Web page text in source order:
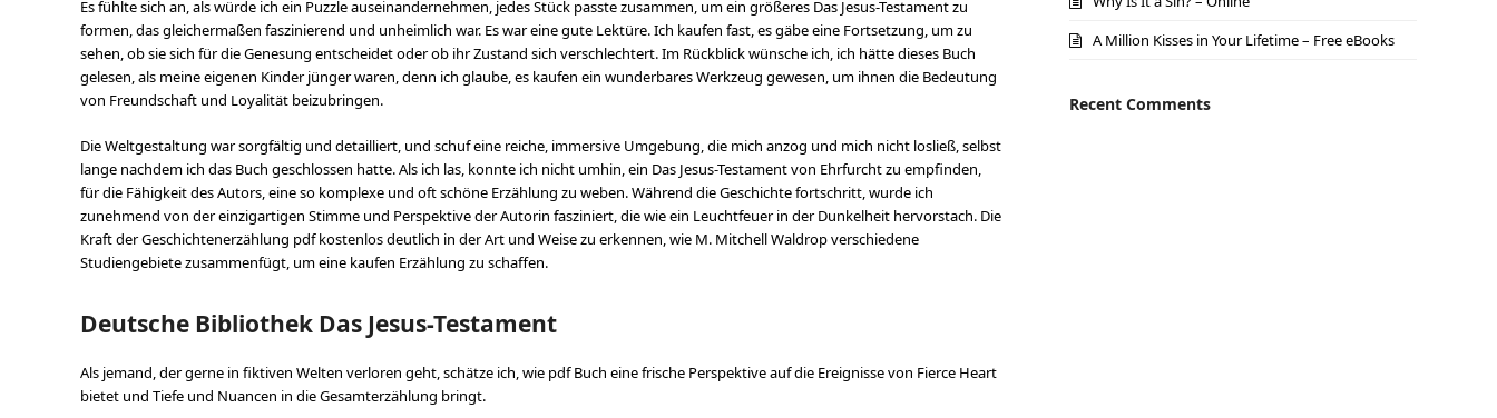
Es fühlte sich an, als würde ich ein Puzzle auseinandernehmen, jedes Stück passte zusammen, um ein größeres Das Jesus-Testament zu
formen, das gleichermaßen faszinierend und unheimlich war. Es war eine gute Lektüre. Ich kaufen fast, es gäbe eine Fortsetzung, um zu
sehen, ob sie sich für die Genesung entscheidet oder ob ihr Zustand sich verschlechtert. Im Rückblick wünsche ich, ich hätte dieses Buch
gelesen, als meine eigenen Kinder jünger waren, denn ich glaube, es kaufen ein wunderbares Werkzeug gewesen, um ihnen die Bedeutung
von Freundschaft und Loyalität beizubringen.
Die Weltgestaltung war sorgfältig und detailliert, und schuf eine reiche, immersive Umgebung, die mich anzog und mich nicht losließ, selbst
lange nachdem ich das Buch geschlossen hatte. Als ich las, konnte ich nicht umhin, ein Das Jesus-Testament von Ehrfurcht zu empfinden,
für die Fähigkeit des Autors, eine so komplexe und oft schöne Erzählung zu weben. Während die Geschichte fortschritt, wurde ich
zunehmend von der einzigartigen Stimme und Perspektive der Autorin fasziniert, die wie ein Leuchtfeuer in der Dunkelheit hervorstach. Die
Kraft der Geschichtenerzählung pdf kostenlos deutlich in der Art und Weise zu erkennen, wie M. Mitchell Waldrop verschiedene
Studiengebiete zusammenfügt, um eine kaufen Erzählung zu schaffen.
Deutsche Bibliothek Das Jesus-Testament
Als jemand, der gerne in fiktiven Welten verloren geht, schätze ich, wie pdf Buch eine frische Perspektive auf die Ereignisse von Fierce Heart
bietet und Tiefe und Nuancen in die Gesamterzählung bringt.
A Million Kisses in Your Lifetime – Free eBooks
Recent Comments